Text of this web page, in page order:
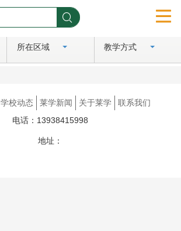
所在区域 教学方式
学校动态 莱学新闻 关于莱学
联系我们
电话：13938415998
地址：